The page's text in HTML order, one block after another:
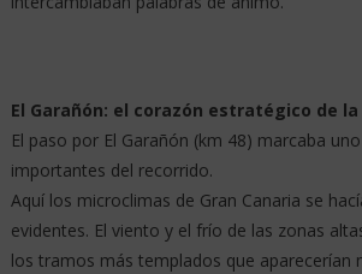
El Garañón: el corazón estratégico de
El paso por El Garañón (km 48) marcaba
importantes del recorrido.
Aquí los microclimas de Gran Canaria se
evidentes. El viento y el frío de las zonas
los tramos más templados que aparecerían